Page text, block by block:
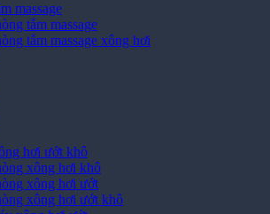
massage
tắm massage
tắm massage xông hơi
hơi ướt khô
xông hơi khô
xông hơi ướt
xông hơi ướt khô